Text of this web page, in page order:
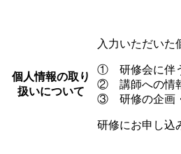
個人情報の取り
扱いについて
入力いただいた
① 研修会に伴
② 講師への情
③ 研修の企画
研修にお申し込